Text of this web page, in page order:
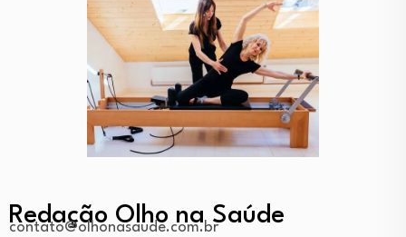
Redação Olho na Saúde
contato@olhonasaude.com.br